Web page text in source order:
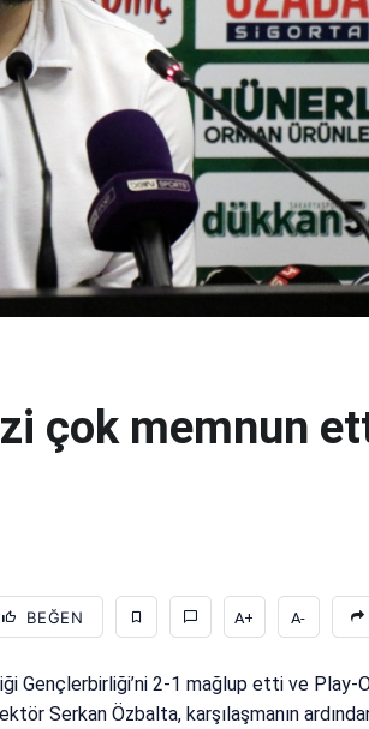
çok memnun
BEĞEN A+ A-
Gençlerbirliği’ni 2-1 mağlup etti ve Play-
Serkan Özbalta, karşılaşmanın